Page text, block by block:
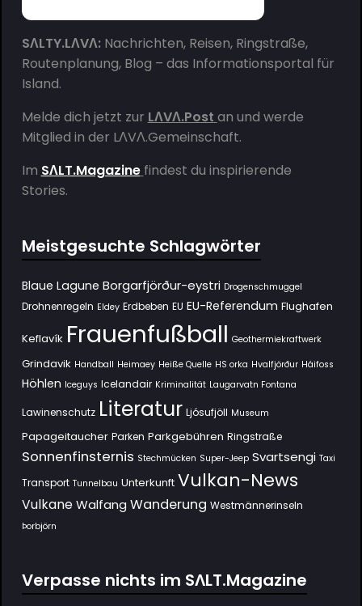
SΛLTY.LΛVΛ:Nachrichten, Reisen, Ringstraße,
Routenplanung, Blog – das Informationsportal für
Island.
Melde dich jetzt zur LΛVΛ.Post an und werde
Mitglied in der LΛVΛ.Gemeinschaft.
Im SΛLT.Magazine findest du inspirierende
Stories.
Meistgesuchte Schlagwörter
Blaue Lagune Borgarfjörður-eystri Drogenschmuggel
Drohnenregeln Eldey Erdbeben EU EU-Referendum Flughafen
Keflavík Frauenfußball Geothermiekraftwerk
Grindavik Handball Heimaey Heiße Quelle HS orka Hvalfjörður Háifoss
Höhlen Iceguys Icelandair Kriminalität Laugarvatn Fontana
Lawinenschutz Literatur Ljósufjöll Museum
Papageitaucher Parken Parkgebühren Ringstraße
Sonnenfinsternis Stechmücken Super-Jeep Svartsengi Taxi
Transport Tunnelbau Unterkunft Vulkan-News
Vulkane Walfang Wanderung Westmännerinseln
Þorbjörn
Verpasse nichts im SΛLT.Magazine